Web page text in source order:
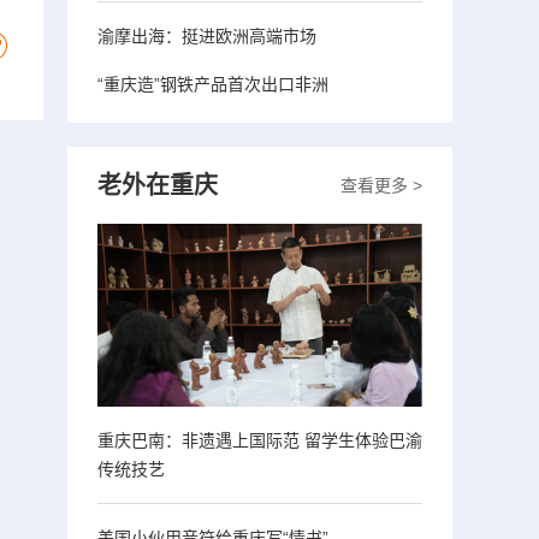
渝摩出海：挺进欧洲高端市场
“重庆造”钢铁产品首次出口非洲
查看更多 >
老外在重庆
重庆巴南：非遗遇上国际范 留学生体验巴渝
传统技艺